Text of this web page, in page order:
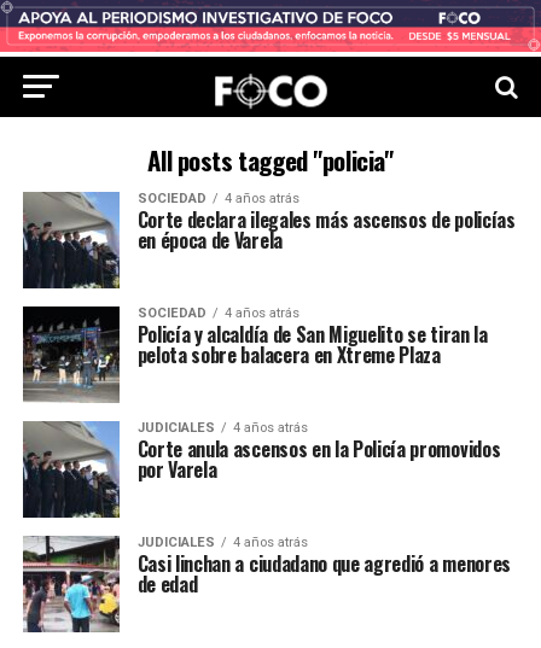
All posts tagged "policia"
SOCIEDAD 4 años atrás
Corte declara ilegales más ascensos de policías
en época de Varela
SOCIEDAD 4 años atrás
Policía y alcaldía de San Miguelito se tiran la
pelota sobre balacera en Xtreme Plaza
JUDICIALES 4 años atrás
Corte anula ascensos en la Policía promovidos
por Varela
JUDICIALES 4 años atrás
Casi linchan a ciudadano que agredió a menores
de edad